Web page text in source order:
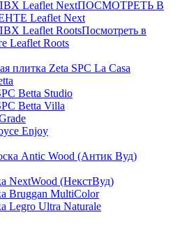
Leaflet NextПОСМОТРЕТЬ В
Leaflet Next
Leaflet RootsПосмотреть в
Leaflet Roots
плитка Zeta SPC La Casa
Betta Studio
Betta Villa
Enjoy
Antic Wood (Антик Вуд)
NextWood (НекстВуд)
Bruggan MultiColor
Legro Ultra Naturale